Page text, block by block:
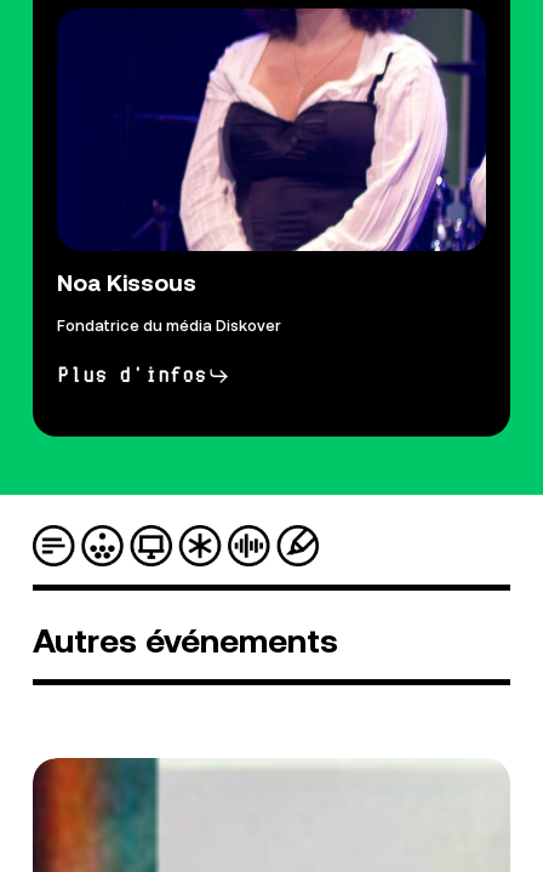
Noa Kissous
Fondatrice du média Diskover
Plus d'infos
Autres événements
[Talk]